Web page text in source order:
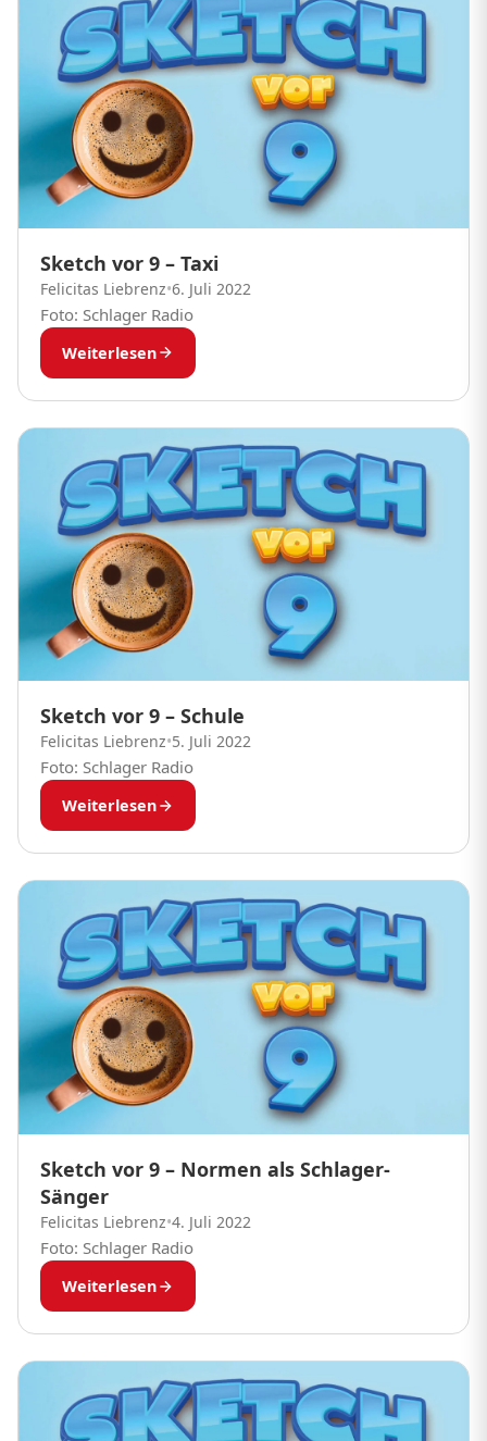
Sketch vor 9 – Taxi
Felicitas Liebrenz•6. Juli 2022
Foto: Schlager Radio
Weiterlesen
Sketch vor 9 – Schule
Felicitas Liebrenz•5. Juli 2022
Foto: Schlager Radio
Weiterlesen
Sketch vor 9 – Normen als Schlager-
Sänger
Felicitas Liebrenz•4. Juli 2022
Foto: Schlager Radio
Weiterlesen